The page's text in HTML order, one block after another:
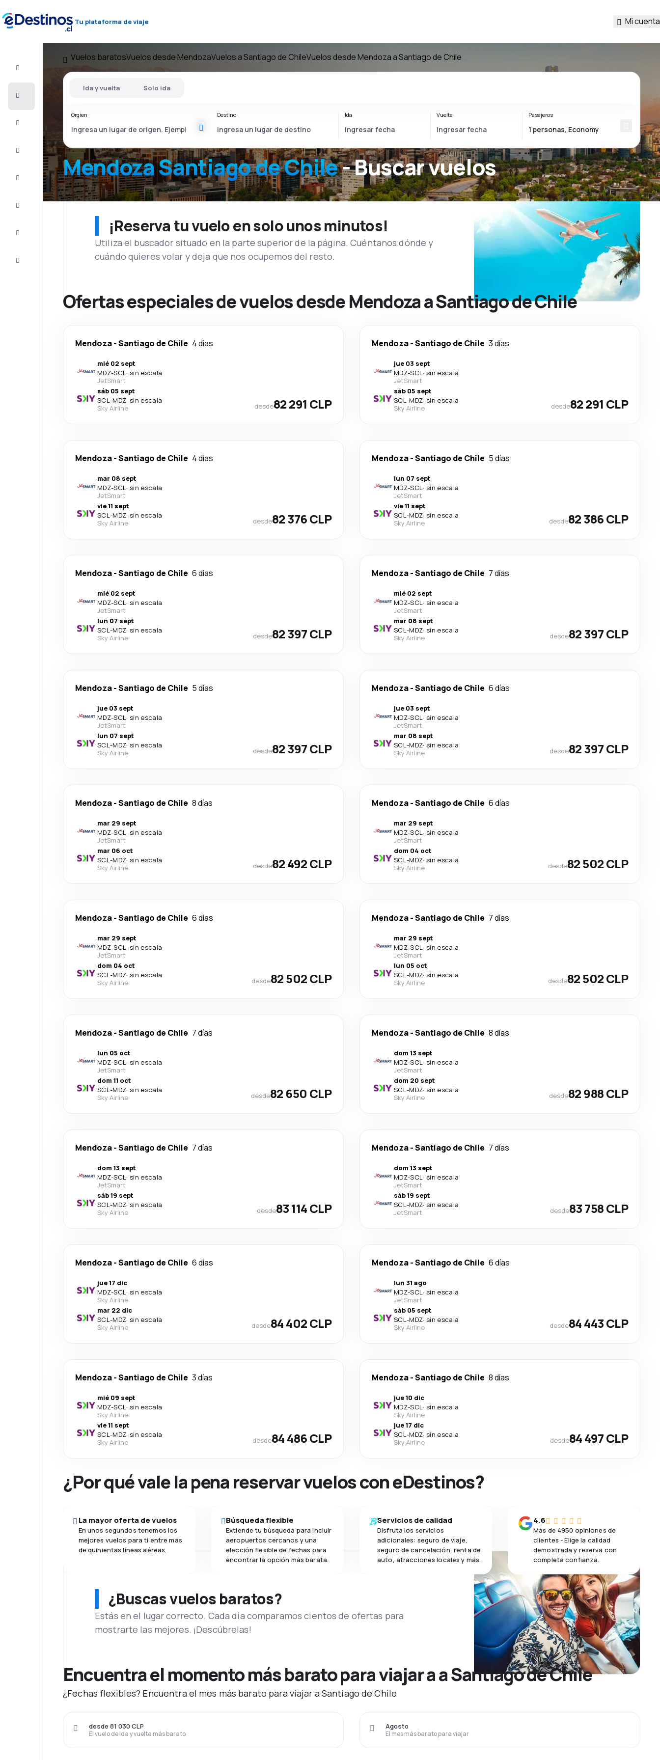
Tu plataforma de viaje Mi cuenta
Alojamientos
Ofertas
Completa
Vuelos baratosVuelos desde MendozaVuelos a Santiago de ChileVuelos desde Mendoza a Santiago de Chile
Mendoza Santiago de Chile- Buscar vuelos
Ida y vuelta Solo ida
Orgien Destino Ida Vuelta Pasajeros
¡Reserva tu vuelo en solo unos minutos!
Utiliza el buscador situado en la parte superior de la página. Cuéntanos dónde y
cuándo quieres volar y deja que nos ocupemos del resto.
Ofertas especiales de vuelos desde Mendoza a Santiago de Chile
Mendoza-Santiago de Chile 4 días
mié 02 sept
MDZ-SCL· sin escala
JetSmart
sáb 05 sept
SCL-MDZ· sin escala
Sky Airline
desde82 291 CLP
Mendoza-Santiago de Chile 3 días
jue 03 sept
MDZ-SCL· sin escala
JetSmart
sáb 05 sept
SCL-MDZ· sin escala
Sky Airline
desde82 291 CLP
Mendoza-Santiago de Chile 4 días
mar 08 sept
MDZ-SCL· sin escala
JetSmart
vie 11 sept
SCL-MDZ· sin escala
Sky Airline
desde82 376 CLP
Mendoza-Santiago de Chile 5 días
lun 07 sept
MDZ-SCL· sin escala
JetSmart
vie 11 sept
SCL-MDZ· sin escala
Sky Airline
desde82 386 CLP
Mendoza-Santiago de Chile 6 días
mié 02 sept
MDZ-SCL· sin escala
JetSmart
lun 07 sept
SCL-MDZ· sin escala
Sky Airline
desde82 397 CLP
Mendoza-Santiago de Chile 7 días
mié 02 sept
MDZ-SCL· sin escala
JetSmart
mar 08 sept
SCL-MDZ· sin escala
Sky Airline
desde82 397 CLP
Mendoza-Santiago de Chile 5 días
jue 03 sept
MDZ-SCL· sin escala
JetSmart
lun 07 sept
SCL-MDZ· sin escala
Sky Airline
desde82 397 CLP
Mendoza-Santiago de Chile 6 días
jue 03 sept
MDZ-SCL· sin escala
JetSmart
mar 08 sept
SCL-MDZ· sin escala
Sky Airline
desde82 397 CLP
Mendoza-Santiago de Chile 8 días
mar 29 sept
MDZ-SCL· sin escala
JetSmart
mar 06 oct
SCL-MDZ· sin escala
Sky Airline
desde82 492 CLP
Mendoza-Santiago de Chile 6 días
mar 29 sept
MDZ-SCL· sin escala
JetSmart
dom 04 oct
SCL-MDZ· sin escala
Sky Airline
desde82 502 CLP
Mendoza-Santiago de Chile 6 días
mar 29 sept
MDZ-SCL· sin escala
JetSmart
dom 04 oct
SCL-MDZ· sin escala
Sky Airline
desde82 502 CLP
Mendoza-Santiago de Chile 7 días
mar 29 sept
MDZ-SCL· sin escala
JetSmart
lun 05 oct
SCL-MDZ· sin escala
Sky Airline
desde82 502 CLP
Mendoza-Santiago de Chile 7 días
lun 05 oct
MDZ-SCL· sin escala
JetSmart
dom 11 oct
SCL-MDZ· sin escala
Sky Airline
desde82 650 CLP
Mendoza-Santiago de Chile 8 días
dom 13 sept
MDZ-SCL· sin escala
JetSmart
dom 20 sept
SCL-MDZ· sin escala
Sky Airline
desde82 988 CLP
Mendoza-Santiago de Chile 7 días
dom 13 sept
MDZ-SCL· sin escala
JetSmart
sáb 19 sept
SCL-MDZ· sin escala
Sky Airline
desde83 114 CLP
Mendoza-Santiago de Chile 7 días
dom 13 sept
MDZ-SCL· sin escala
JetSmart
sáb 19 sept
SCL-MDZ· sin escala
JetSmart
desde83 758 CLP
Mendoza-Santiago de Chile 6 días
jue 17 dic
MDZ-SCL· sin escala
Sky Airline
mar 22 dic
SCL-MDZ· sin escala
Sky Airline
desde84 402 CLP
Mendoza-Santiago de Chile 6 días
lun 31 ago
MDZ-SCL· sin escala
JetSmart
sáb 05 sept
SCL-MDZ· sin escala
Sky Airline
desde84 443 CLP
Mendoza-Santiago de Chile 3 días
mié 09 sept
MDZ-SCL· sin escala
Sky Airline
vie 11 sept
SCL-MDZ· sin escala
Sky Airline
desde84 486 CLP
Mendoza-Santiago de Chile 8 días
jue 10 dic
MDZ-SCL· sin escala
Sky Airline
jue 17 dic
SCL-MDZ· sin escala
Sky Airline
desde84 497 CLP
¿Por qué vale la pena reservar vuelos con eDestinos?
La mayor oferta de vuelos
En unos segundos tenemos los
mejores vuelos para ti entre más
de quinientas líneas aéreas.
Búsqueda flexible
Extiende tu búsqueda para incluir
aeropuertos cercanos y una
elección flexible de fechas para
encontrar la opción más barata.
Servicios de calidad
Disfruta los servicios
adicionales: seguro de viaje,
seguro de cancelación, renta de
auto, atracciones locales y más.
4.6
Más de 4950 opiniones de
clientes - Elige la calidad
demostrada y reserva con
completa confianza.
¿Buscas vuelos baratos?
Estás en el lugar correcto. Cada día comparamos cientos de ofertas para
mostrarte las mejores. ¡Descúbrelas!
Encuentra el momento más barato para viajar a a Santiago de Chile
¿Fechas flexibles? Encuentra el mes más barato para viajar a Santiago de Chile
El vuelo de ida y vuelta más barato
desde 81 030 CLP
El mes más barato para viajar
Agosto